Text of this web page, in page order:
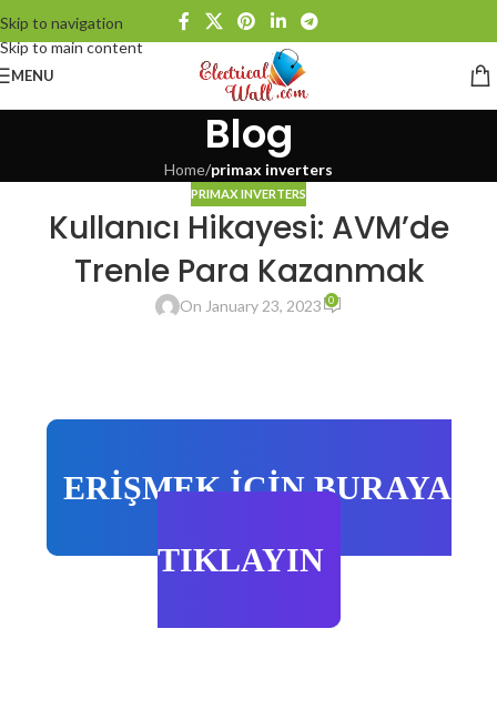
Skip to navigation
Skip to main content
MENU
Blog
Home/primax inverters
PRIMAX INVERTERS
Kullanıcı Hikayesi: AVM’de
Trenle Para Kazanmak
On January 23, 2023 0
ERİŞMEK İÇİN BURAYA
TIKLAYIN